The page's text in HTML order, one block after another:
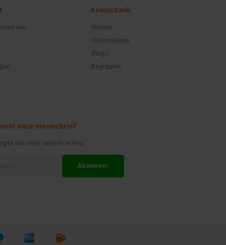
aan
Kennisbank
Nieuws
Onze merken
Blogs
Begrippen
onze nieuwsbrief
van onze laatste acties!
Abonneer